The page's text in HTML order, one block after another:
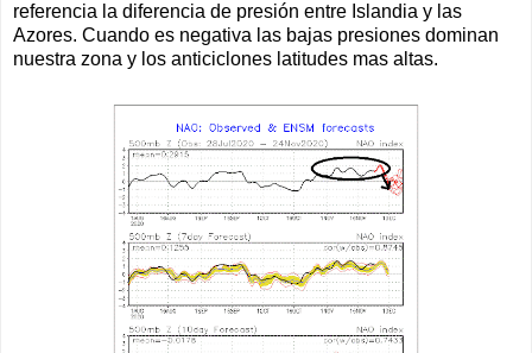
referencia la diferencia de presión entre Islandia y las
Azores. Cuando es negativa las bajas presiones dominan
nuestra zona y los anticiclones latitudes mas altas.